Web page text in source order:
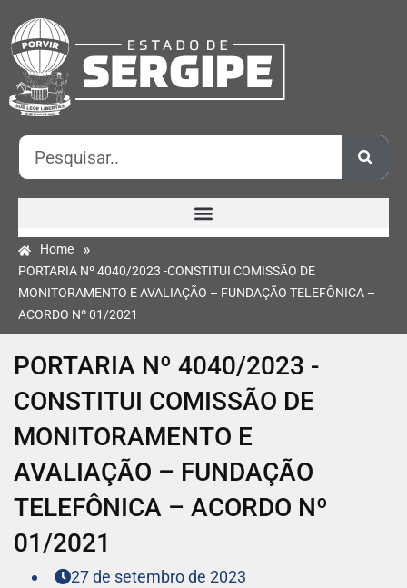
Home »
PORTARIA Nº 4040/2023 -CONSTITUI COMISSÃO DE
MONITORAMENTO E AVALIAÇÃO – FUNDAÇÃO TELEFÔNICA –
ACORDO Nº 01/2021
PORTARIA Nº 4040/2023 -
CONSTITUI COMISSÃO DE
MONITORAMENTO E
AVALIAÇÃO – FUNDAÇÃO
TELEFÔNICA – ACORDO Nº
01/2021
27 de setembro de 2023